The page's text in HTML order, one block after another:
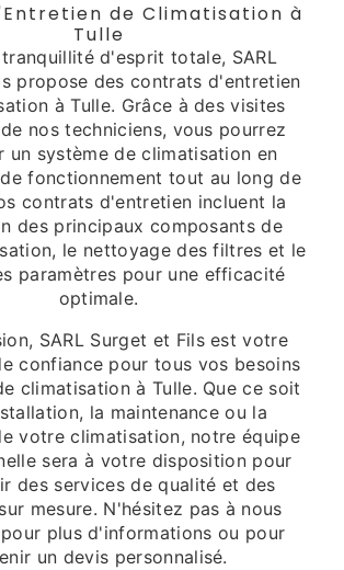
de Climatisation à
Tulle
tranquillité d'esprit totale, SARL
propose des contrats d'entretien
à Tulle. Grâce à des visites
nos techniciens, vous pourrez
un système de climatisation en
fonctionnement tout au long de
contrats d'entretien incluent la
des principaux composants de
le nettoyage des filtres et le
paramètres pour une efficacité
optimale.
SARL Surget et Fils est votre
confiance pour tous vos besoins
climatisation à Tulle. Que ce soit
la maintenance ou la
votre climatisation, notre équipe
sera à votre disposition pour
des services de qualité et des
mesure. N'hésitez pas à nous
plus d'informations ou pour
un devis personnalisé.